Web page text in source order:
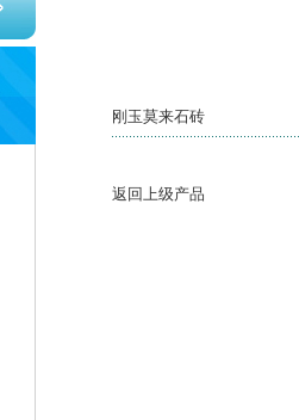
刚玉莫来石砖
返回上级产品